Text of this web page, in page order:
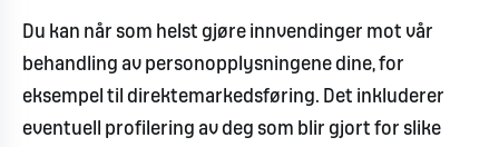
Du kan når som helst gjøre innvendinger mot vår
behandling av personopplysningene dine, for
eksempel til direktemarkedsføring. Det inkluderer
eventuell profilering av deg som blir gjort for slike